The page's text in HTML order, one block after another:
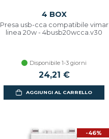
4 BOX
Presa usb-cca compatibile vimar
linea 20w - 4busb20wcca.v30
Disponibile 1-3 giorni
24,21 €
AGGIUNGI AL CARRELLO
-46%